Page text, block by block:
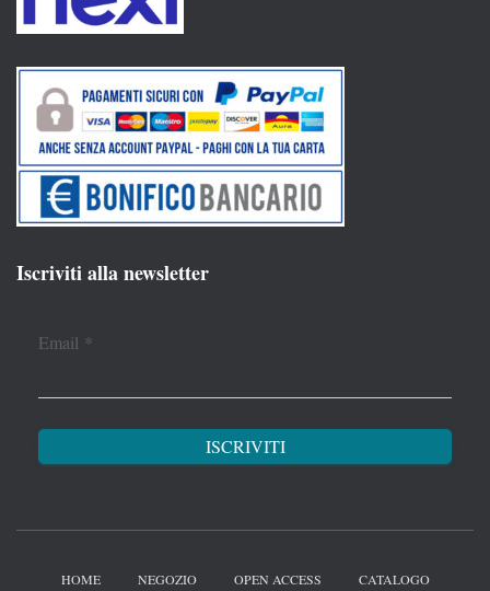
Iscriviti alla newsletter
Email *
HOME NEGOZIO OPEN ACCESS CATALOGO